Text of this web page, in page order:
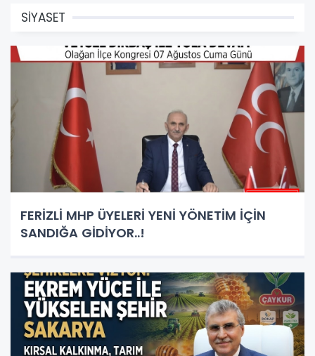
SİYASET
FERİZLİ MHP ÜYELERİ YENİ YÖNETİM İÇİN
SANDIĞA GİDİYOR..!